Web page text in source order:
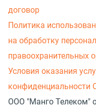
договор
Политика
на обработку
правоохранительных
Условия оказания
конфиденциальности
ООО "Манго Телеком"